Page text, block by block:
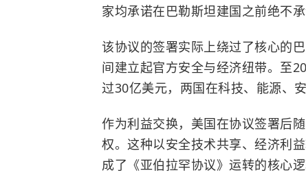
家均承诺在巴勒斯坦建国之前绝不承
该协议的签署实际上绕过了核心的
间建立起官方安全与经济纽带。至
过30亿美元，两国在科技、能源、
作为利益交换，美国在协议签署后
权。这种以安全技术共享、经济利
成了《亚伯拉罕协议》运转的核心